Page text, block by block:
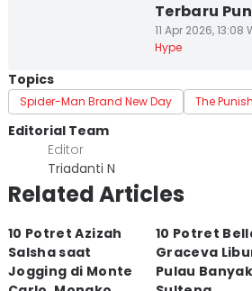
Terbaru
11 Apr 2026, 13:08
Hype
Topics
Spider-Man Brand New Day The
Editorial Team
Editor
Triadanti N
Related Articles
10 Potret Azizah
Salsha saat
Jogging di Monte
10 Potret
Graceva
Pulau